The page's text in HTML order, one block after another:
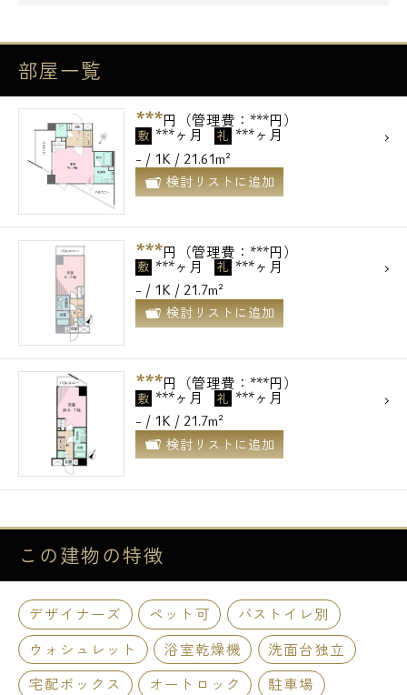
部屋一覧
***円（管理費：***円）
敷 ***ヶ月 礼 ***ヶ月
- / 1K / 21.61m²
検討リストに追加
***円（管理費：***円）
敷 ***ヶ月 礼 ***ヶ月
- / 1K / 21.7m²
検討リストに追加
***円（管理費：***円）
敷 ***ヶ月 礼 ***ヶ月
- / 1K / 21.7m²
検討リストに追加
この建物の特徴
デザイナーズ ペット可
バストイレ別
ウォシュレット
浴室乾燥機
洗面台独立
宅配ボックス
オートロック
駐車場